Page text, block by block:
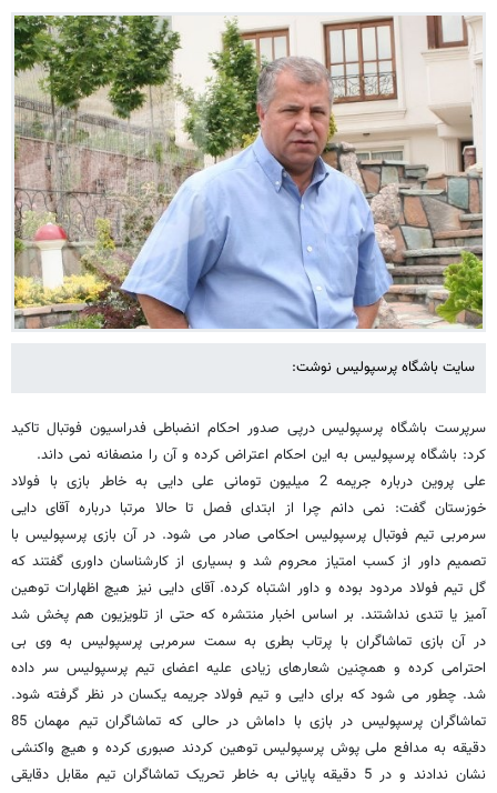
سایت باشگاه پرسپولیس نوشت:
سرپرست باشگاه پرسپولیس درپی صدور احکام انضباطی فدراسیون فوتبال تاکید
کرد: باشگاه پرسپولیس به این احکام اعتراض کرده و آن را منصفانه نمی داند.
علی پروین درباره جریمه 2 میلیون تومانی علی دایی به خاطر بازی با فولاد
خوزستان گفت: نمی دانم چرا از ابتدای فصل تا حالا مرتبا درباره آقای دایی
سرمربی تیم فوتبال پرسپولیس احکامی صادر می شود. در آن بازی پرسپولیس با
تصمیم داور از کسب امتیاز محروم شد و بسیاری از کارشناسان داوری گفتند که
گل تیم فولاد مردود بوده و داور اشتباه کرده. آقای دایی نیز هیچ اظهارات توهین
آمیز یا تندی نداشتند. بر اساس اخبار منتشره که حتی از تلویزیون هم پخش شد
در آن بازی تماشاگران با پرتاب بطری به سمت سرمربی پرسپولیس به وی بی
احترامی کرده و همچنین شعارهای زیادی علیه اعضای تیم پرسپولیس سر داده
شد. چطور می شود که برای دایی و تیم فولاد جریمه یکسان در نظر گرفته شود.
تماشاگران پرسپولیس در بازی با داماش در حالی که تماشاگران تیم مهمان 85
دقیقه به مدافع ملی پوش پرسپولیس توهین کردند صبوری کرده و هیچ واکنشی
نشان ندادند و در 5 دقیقه پایانی به خاطر تحریک تماشاگران تیم مقابل دقایقی